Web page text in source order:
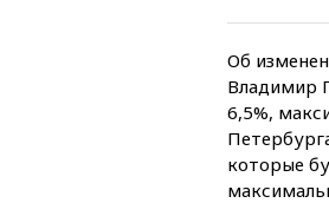
Об
Владимир
6,5%,
которые